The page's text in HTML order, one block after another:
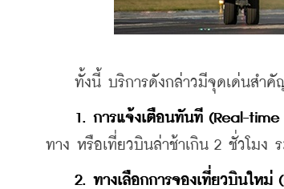
ทั้งนี้ บริการดังกล่าวมีจุดเด่นสำคั
1. การแจ้งเตือนทันที (Real-
ทาง หรือเที่ยวบินล่าช้าเกิน 2 ชั่วโมง
2. ทางเลือกการจองเที่ยวบินใหม่